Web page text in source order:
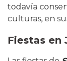
todavía
culturas, en
Fiestas en